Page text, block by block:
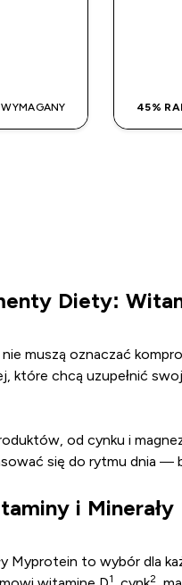
45%
Diety:
muszą oznaczać
które chcą uzupełnić
od cynku i
się do rytmu dnia —
i Minerały
Myprotein to wybór dla
1 2